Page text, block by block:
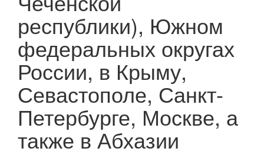
республики), Южном
федеральных округах
России, в Крыму,
Севастополе, Санкт-
Петербурге, Москве, а
также в Абхазии